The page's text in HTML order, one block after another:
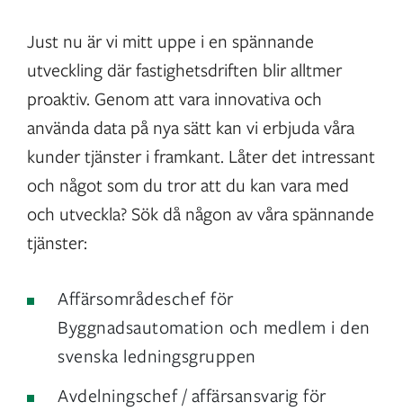
Just nu är vi mitt uppe i en spännande
utveckling där fastighetsdriften blir alltmer
proaktiv. Genom att vara innovativa och
använda data på nya sätt kan vi erbjuda våra
kunder tjänster i framkant. Låter det intressant
och något som du tror att du kan vara med
och utveckla? Sök då någon av våra spännande
tjänster:
Affärsområdeschef för
Byggnadsautomation och medlem i den
svenska ledningsgruppen
Avdelningschef / affärsansvarig för